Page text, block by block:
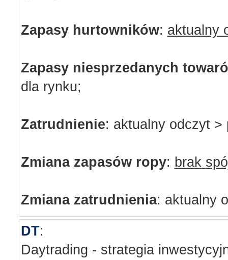
Zapasy hurtowników: aktualny
Zapasy niesprzedanych
dla rynku;
Zatrudnienie: aktualny odczyt >
Zmiana zapasów ropy: brak
Zmiana zatrudnienia: aktualny
DT:
Daytrading - strategia